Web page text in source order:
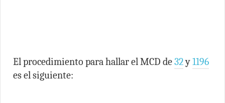
El procedimiento para hallar el MCD de32y1196
es el siguiente: